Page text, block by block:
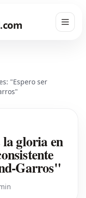
"Espero ser
gloria en
Garros"